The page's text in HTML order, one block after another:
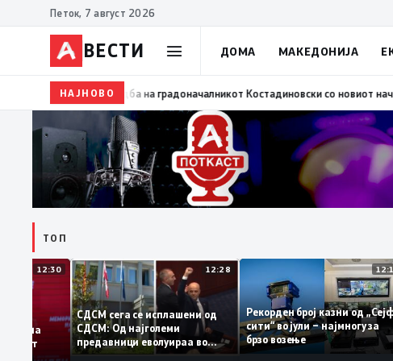
Петок, 7 август 2026
ВЕСТИ ДОМА МАКЕДОНИЈА
НАЈНОВО
09:29 Нова фитнес зона во ООУ „Мирче Ацев“ во Општина
ТОП
12:30
на
12:28
СДСМ сега се исплашени од
СДСМ: Од најголеми
предавници еволуираа во
најголеми патриоти
Рекорден број казни од
сити“ во јули – најмногу
брзо возење